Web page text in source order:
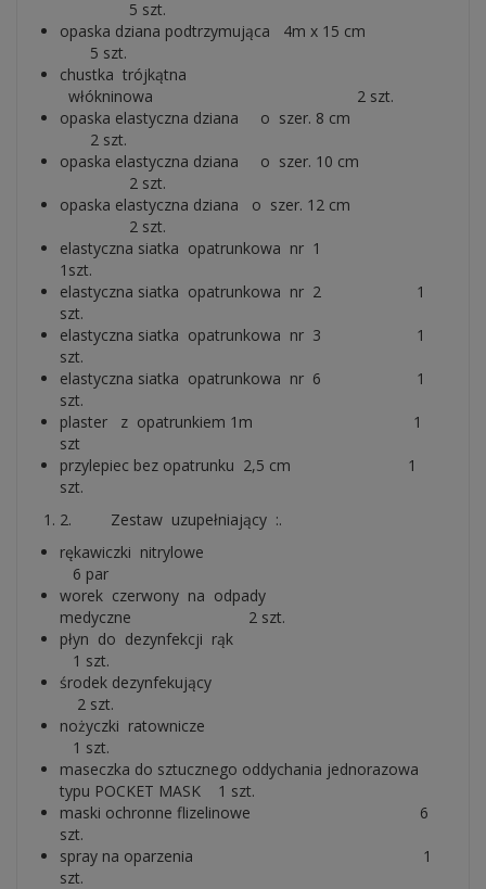
5 szt.
opaska dziana podtrzymująca 4m x 15 cm
5 szt.
chustka trójkątna
włókninowa 2 szt.
opaska elastyczna dziana o szer. 8 cm
2 szt.
opaska elastyczna dziana o szer. 10 cm
2 szt.
opaska elastyczna dziana o szer. 12 cm
2 szt.
elastyczna siatka opatrunkowa nr 1
1szt.
elastyczna siatka opatrunkowa nr 2 1
szt.
elastyczna siatka opatrunkowa nr 3 1
szt.
elastyczna siatka opatrunkowa nr 6 1
szt.
plaster z opatrunkiem 1m 1
szt
przylepiec bez opatrunku 2,5 cm 1
szt.
2. Zestaw uzupełniający :.
rękawiczki nitrylowe
6 par
worek czerwony na odpady
medyczne 2 szt.
płyn do dezynfekcji rąk
1 szt.
środek dezynfekujący
2 szt.
nożyczki ratownicze
1 szt.
maseczka do sztucznego oddychania jednorazowa
typu POCKET MASK 1 szt.
maski ochronne flizelinowe 6
szt.
spray na oparzenia 1
szt.